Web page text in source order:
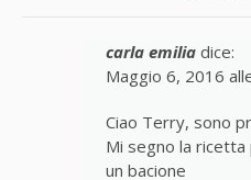
carla emilia dice:
Maggio 6, 2016
Ciao Terry, sono
Mi segno la ricetta
un bacione